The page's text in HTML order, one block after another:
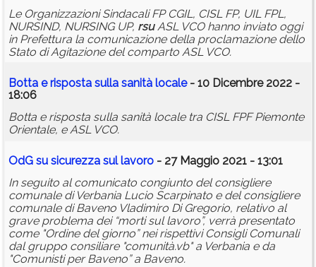
Le Organizzazioni Sindacali FP CGIL, CISL FP, UIL FPL,
NURSIND, NURSING UP, rsuASL VCO hanno inviato oggi
in Prefettura la comunicazione della proclamazione dello
Stato di Agitazione del comparto ASL VCO.
Botta e risposta sulla sanità locale- 10 Dicembre 2022 -
18:06
Botta e risposta sulla sanità locale tra CISL FPF Piemonte
Orientale, e ASL VCO.
OdG su sicurezza sul lavoro - 27 Maggio 2021 - 13:01
In seguito al comunicato congiunto del consigliere
comunale di Verbania Lucio Scarpinato e del consigliere
comunale di Baveno Vladimiro Di Gregorio, relativo al
grave problema dei “morti sul lavoro”, verrà presentato
come "Ordine del giorno” nei rispettivi Consigli Comunali
dal gruppo consiliare "comunità.vb" a Verbania e da
"Comunisti per Baveno” a Baveno.